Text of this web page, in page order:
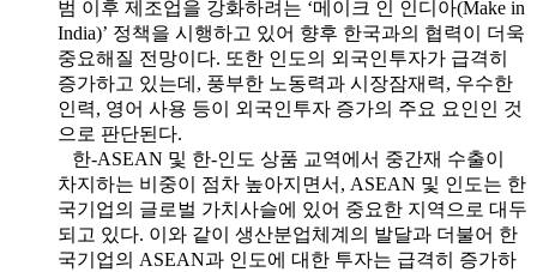
범 이후 제조업을 강화하려는 ‘메이크 인 인디아(Make in
India)’ 정책을 시행하고 있어 향후 한국과의 협력이 더욱
중요해질 전망이다. 또한 인도의 외국인투자가 급격히
증가하고 있는데, 풍부한 노동력과 시장잠재력, 우수한
인력, 영어 사용 등이 외국인투자 증가의 주요 요인인 것
으로 판단된다.
한-ASEAN 및 한-인도 상품 교역에서 중간재 수출이
차지하는 비중이 점차 높아지면서, ASEAN 및 인도는 한
국기업의 글로벌 가치사슬에 있어 중요한 지역으로 대두
되고 있다. 이와 같이 생산분업체계의 발달과 더불어 한
국기업의 ASEAN과 인도에 대한 투자는 급격히 증가하